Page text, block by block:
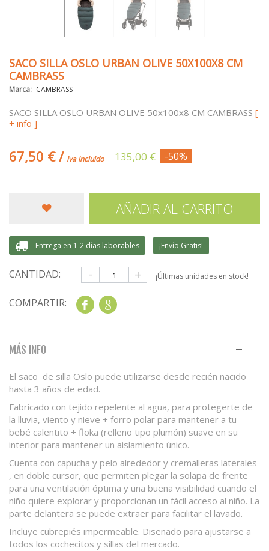
SACO SILLA OSLO URBAN OLIVE 50X100X8 CM
CAMBRASS
Marca: CAMBRASS
SACO SILLA OSLO URBAN OLIVE 50x100x8 CM CAMBRASS [
+ info ]
67,50 €/ iva incluido 135,00 € -50%
AÑADIR AL CARRITO
Entrega en 1-2 días laborables ¡Envío Gratis!
CANTIDAD: - + ¡Últimas unidades en stock!
COMPARTIR: Share
MÁS INFO
El saco de silla Oslo puede utilizarse desde recién nacido
hasta 3 años de edad.
Fabricado con tejido repelente al agua, para protegerte de
la lluvia, viento y nieve + forro polar para mantener a tu
bebé calentito + floka (relleno tipo plumón) suave en su
interior para mantener un aislamiento único.
Cuenta con capucha y pelo alrededor y cremalleras laterales
, en doble cursor, que permiten plegar la solapa de frente
para una ventilación óptima y una buena visibilidad cuando el
niño quiere explorar y proporcionan un fácil acceso al niño. La
parte delantera se puede extraer para facilitar el lavado.
Incluye cubrepiés impermeable. Diseñado para ajustarse a
todos los cochecitos y sillas del mercado.